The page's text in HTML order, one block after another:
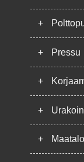
+
+ Pressu
+
+
+